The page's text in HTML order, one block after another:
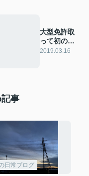
大型免許取
って初のツ
ーリング
2019.03.16
事
日常ブログ